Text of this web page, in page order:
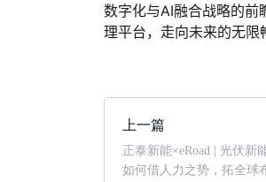
数字化与AI融合战略的前
理平台，走向未来的无限
上一篇
正泰新能×eRoad | 光伏新
如何借人力之势，拓全球